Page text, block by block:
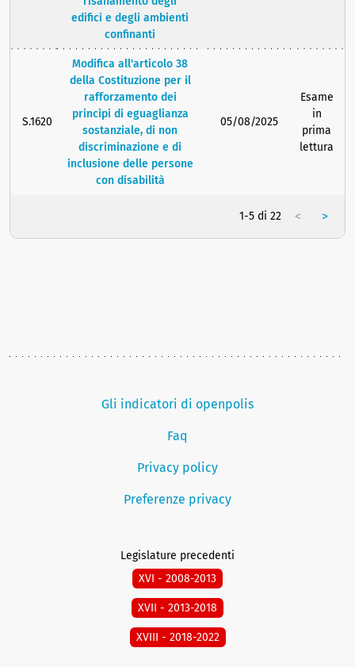
edifici e degli ambienti
confinanti
S.1620
Modifica all'articolo 38
della Costituzione per il
rafforzamento dei
princìpi di eguaglianza
sostanziale, di non
discriminazione e di
inclusione delle persone
con disabilità
05/08/2025
Esame
in
prima
lettura
1-5 di 22 < >
Gli indicatori di openpolis
Faq
Privacy policy
Preferenze privacy
Legislature precedenti
XVI - 2008-2013
XVII - 2013-2018
XVIII - 2018-2022